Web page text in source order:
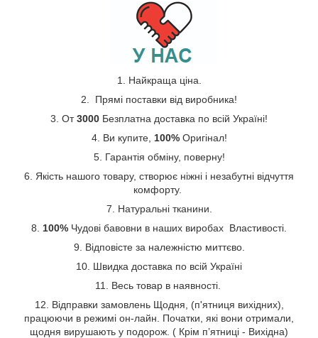
1. Найкраща ціна.
2. Прямі поставки від виробника!
3. От3000 Безплатна доставка по всій Україні!
4. Ви купите, 100% Оригінал!
5. Гарантія обміну, поверну!
6. Якість нашого товару, створює ніжні і незабутні відчуття
комфорту.
7. Натуральні тканини.
8. 100% Чудові бавовни в наших виробах Властивості.
9. Відповісте за належністю миттєво.
10. Швидка доставка по всій Україні
11. Весь товар в наявності.
12. Відправки замовлень Щодня, (п'ятниця вихідних),
працюючи в режимі он-лайн. Початки, які вони отримали,
щодня вирушають у подорож. ( Крім п’ятниці - Вихідна)